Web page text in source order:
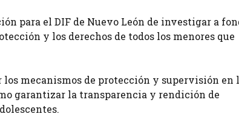
para el DIF de Nuevo León de investigar a
y los derechos de todos los menores que
mecanismos de protección y supervisión en
garantizar la transparencia y rendición de